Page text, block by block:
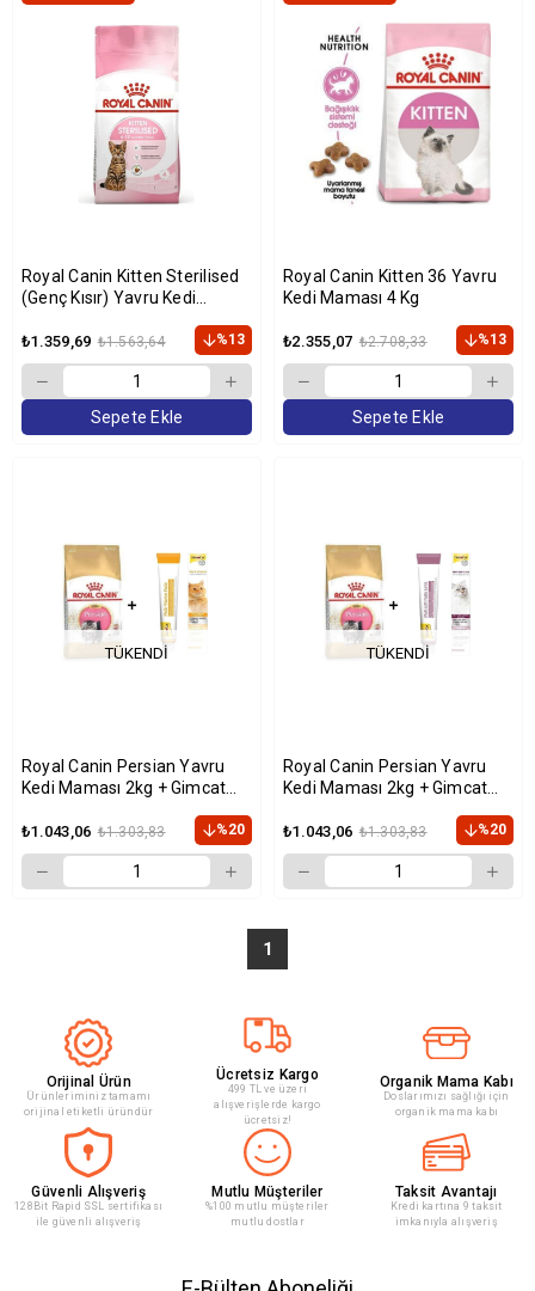
Royal Canin Kitten Sterilised
(Genç Kısır) Yavru Kedi
₺1.359,69 ₺1.563,64 %13
Sepete Ekle
Royal Canin Kitten 36 Yavru
Kedi Maması 4 Kg
₺2.355,07 ₺2.708,33 %13
Sepete Ekle
TÜKENDI
Royal Canin Persian Yavru
Kedi Maması 2kg + Gimcat
₺1.043,06 ₺1.303,83 %20
TÜKENDI
Royal Canin Persian Yavru
Kedi Maması 2kg + Gimcat
₺1.043,06 ₺1.303,83 %20
1
Orijinal Ürün
Ürünleriminiz tamamı
orijinal etiketli üründür
Ücretsiz Kargo
499 TL ve üzeri
alışverişlerde kargo
ücretsiz!
Organik Mama Kabı
Doslarımızı sağlığı için
organik mama kabı
Güvenli Alışveriş
128Bit Rapid SSL sertifikası
ile güvenli alışveriş
Mutlu Müşteriler
%100 mutlu müşteriler
mutlu dostlar
Taksit Avantajı
Kredi kartına 9 taksit
imkanıyla alışveriş